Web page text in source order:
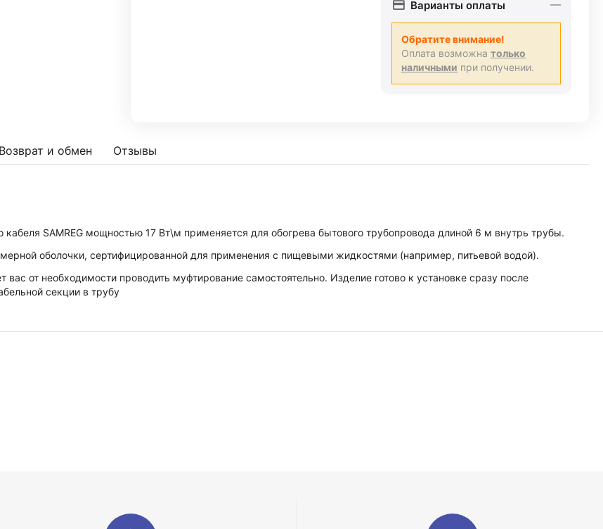
Варианты оплаты
Обратите внимание!
Оплата возможна только
наличными при получении.
Возврат и обмен Отзывы
SAMREG мощностью 17 Вт\м применяется для обогрева бытового трубопровода длиной 6 м внутрь трубы.
оболочки, сертифицированной для применения с пищевыми жидкостями (например, питьевой водой).
от необходимости проводить муфтирование самостоятельно. Изделие готово к установке сразу после
секции в трубу